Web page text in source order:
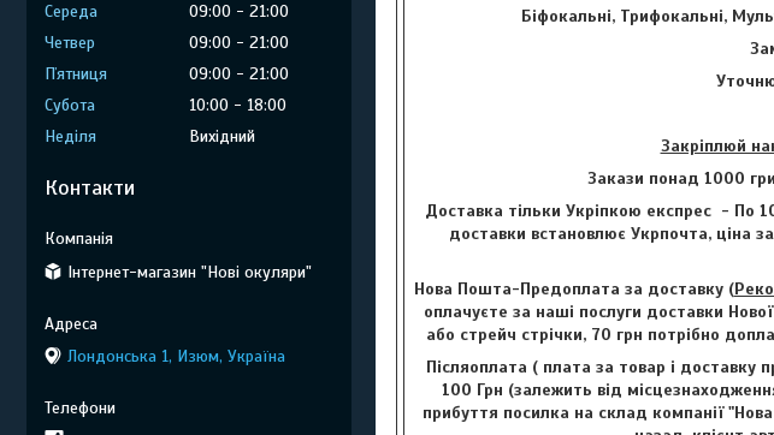
Біфокальні, Трифокальні,
Закріплюй
Закази понад 1000
Доставка тільки Укріпкою експрес - По
доставки встановлює Укрпочта, ціна
Нова Пошта-Предоплата за доставку (
оплачуєте за наші послуги доставки
або стрейч стрічки, 70 грн потрібно
Післяоплата ( плата за товар і доставку
100 Грн (залежить від
прибуття посилка на склад компанії
Середа
09:00
21:00
Четвер
09:00
21:00
Пʼятниця
09:00
21:00
Субота
10:00
18:00
Неділя
Вихідний
Контакти
Інтернет-магазин "Нові окуляри"
Лондонська 1, Изюм, Україна